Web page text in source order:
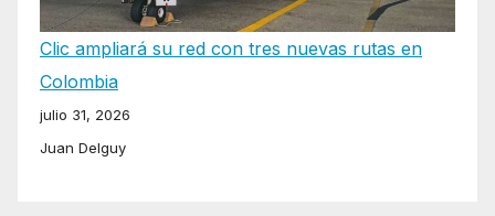
Clic ampliará su red con tres nuevas rutas en
Colombia
julio 31, 2026
Juan Delguy